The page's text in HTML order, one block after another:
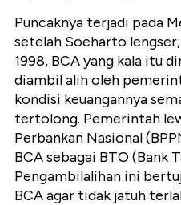
Puncaknya terjadi pada
setelah Soeharto
1998, BCA yang kala itu
diambil alih oleh
kondisi keuangannya
tertolong. Pemerintah
Perbankan Nasional
BCA sebagai BTO (Bank
Pengambilalihan ini
BCA agar tidak jatuh